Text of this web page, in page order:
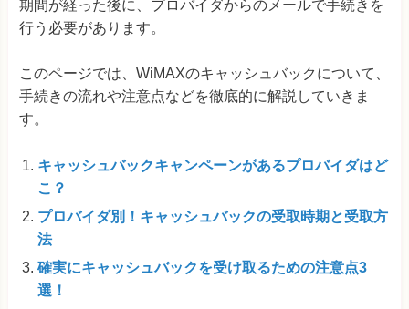
期間が経った後に、プロバイダからのメールで手続きを
行う必要があります。
このページでは、WiMAXのキャッシュバックについて、
手続きの流れや注意点などを徹底的に解説していきま
す。
キャッシュバックキャンペーンがあるプロバイダはど
こ？
プロバイダ別！キャッシュバックの受取時期と受取方
法
確実にキャッシュバックを受け取るための注意点3
選！